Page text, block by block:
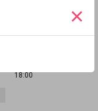
×
18:00